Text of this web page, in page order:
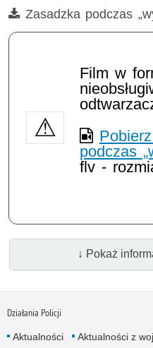
Film
Zasadzka podczas
Opis filmu: kradzieże z
Film w
podczas
flv -
↓ Pokaż
Działania Policji
Aktualności Aktualności z